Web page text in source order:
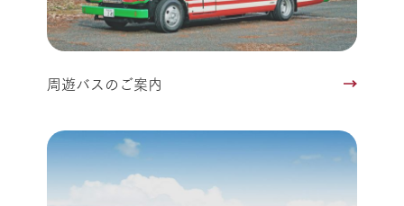
周遊バスのご案内